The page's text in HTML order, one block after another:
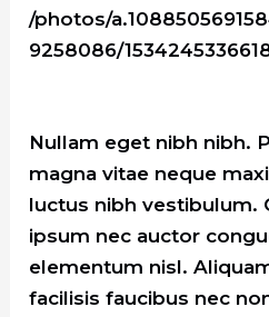
/photos/
9258086/
Nullam eget nibh nibh.
magna vitae neque
luctus nibh vestibulum.
ipsum nec auctor
elementum nisl.
facilisis faucibus nec